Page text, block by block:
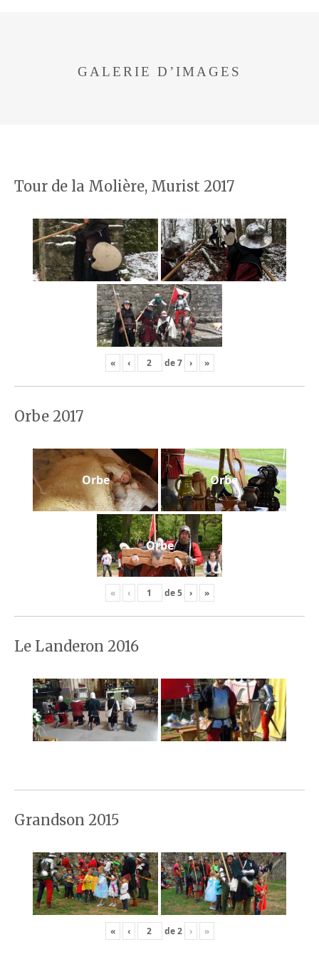
GALERIE D’IMAGES
Tour de la Molière, Murist 2017
« ‹ de7 › »
Orbe 2017
Orbe Orbe
Orbe
« ‹ de5 › »
Le Landeron 2016
Grandson 2015
« ‹ de2 › »